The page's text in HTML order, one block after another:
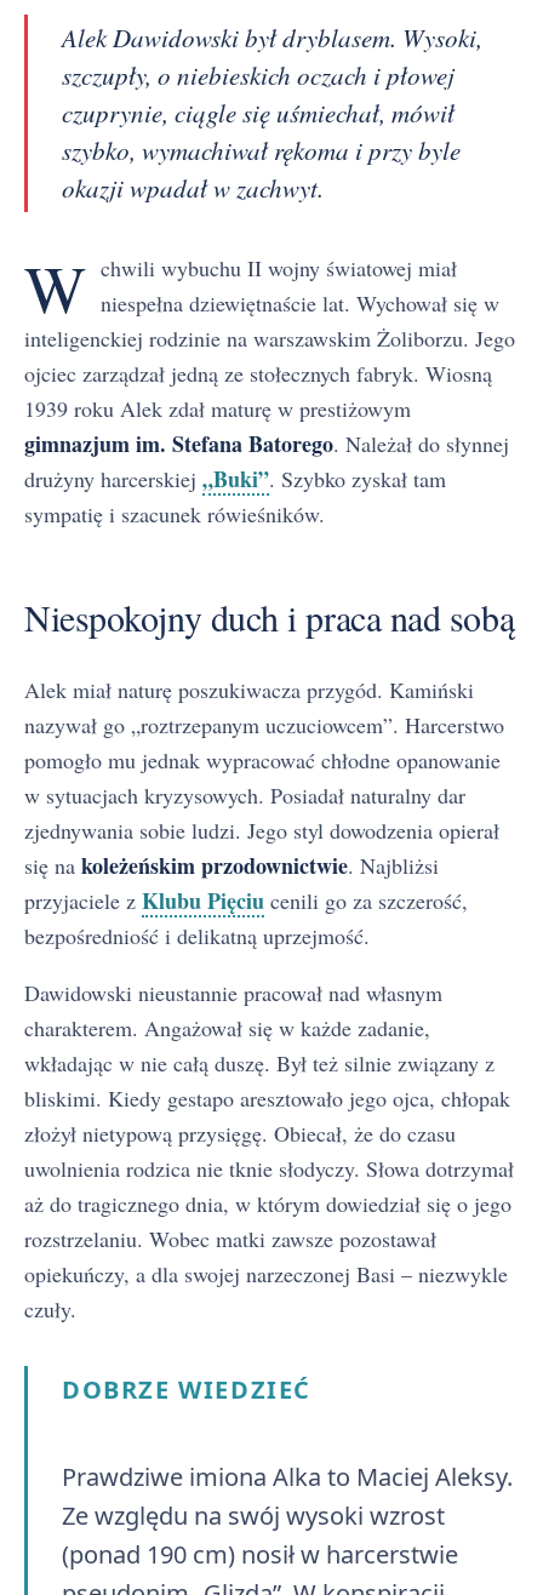
Alek Dawidowski był dryblasem. Wysoki,
szczupły, o niebieskich oczach i płowej
czuprynie, ciągle się uśmiechał, mówił
szybko, wymachiwał rękoma i przy byle
okazji wpadał w zachwyt.
W chwili wybuchu II wojny światowej miał
niespełna dziewiętnaście lat. Wychował się w
inteligenckiej rodzinie na warszawskim Żoliborzu. Jego
ojciec zarządzał jedną ze stołecznych fabryk. Wiosną
1939 roku Alek zdał maturę w prestiżowym
gimnazjum im. Stefana Batorego. Należał do słynnej
drużyny harcerskiej „Buki”. Szybko zyskał tam
sympatię i szacunek rówieśników.
Niespokojny duch i praca nad sobą
Alek miał naturę poszukiwacza przygód. Kamiński
nazywał go „roztrzepanym uczuciowcem”. Harcerstwo
pomogło mu jednak wypracować chłodne opanowanie
w sytuacjach kryzysowych. Posiadał naturalny dar
zjednywania sobie ludzi. Jego styl dowodzenia opierał
się na koleżeńskim przodownictwie. Najbliżsi
przyjaciele z Klubu Pięciu cenili go za szczerość,
bezpośredniość i delikatną uprzejmość.
Dawidowski nieustannie pracował nad własnym
charakterem. Angażował się w każde zadanie,
wkładając w nie całą duszę. Był też silnie związany z
bliskimi. Kiedy gestapo aresztowało jego ojca, chłopak
złożył nietypową przysięgę. Obiecał, że do czasu
uwolnienia rodzica nie tknie słodyczy. Słowa dotrzymał
aż do tragicznego dnia, w którym dowiedział się o jego
rozstrzelaniu. Wobec matki zawsze pozostawał
opiekuńczy, a dla swojej narzeczonej Basi – niezwykle
czuły.
DOBRZE WIEDZIEĆ
Prawdziwe imiona Alka to Maciej Aleksy.
Ze względu na swój wysoki wzrost
(ponad 190 cm) nosił w harcerstwie